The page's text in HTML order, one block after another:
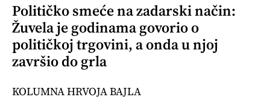
Političko smeće na zadarski način:
Žuvela je godinama govorio o
političkoj trgovini, a onda u njoj
završio do grla
KOLUMNA HRVOJA BAJLA